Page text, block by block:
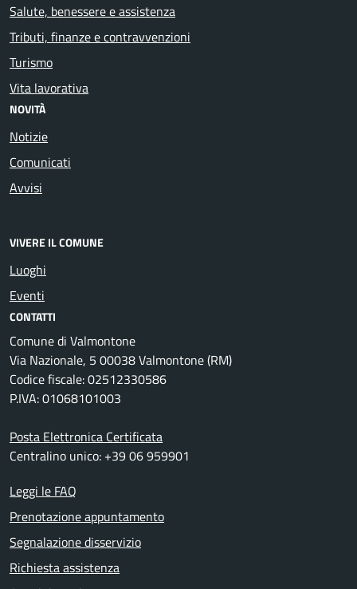
Salute, benessere e assistenza
Tributi, finanze e contravvenzioni
Turismo
Vita lavorativa
NOVITÀ
Notizie
Comunicati
Avvisi
VIVERE IL COMUNE
Luoghi
Eventi
CONTATTI
Comune di Valmontone
Via Nazionale, 5 00038 Valmontone (RM)
Codice fiscale: 02512330586
P.IVA: 01068101003
Posta Elettronica Certificata
Centralino unico: +39 06 959901
Leggi le FAQ
Prenotazione appuntamento
Segnalazione disservizio
Richiesta assistenza